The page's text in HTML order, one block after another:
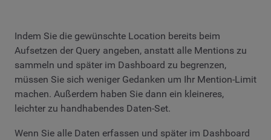
Indem Sie die gewünschte Location bereits beim
Aufsetzen der Query angeben, anstatt alle Mentions zu
sammeln und später im Dashboard zu begrenzen,
müssen Sie sich weniger Gedanken um Ihr Mention-Limit
machen. Außerdem haben Sie dann ein kleineres,
leichter zu handhabendes Daten-Set.
Wenn Sie alle Daten erfassen und später im Dashboard